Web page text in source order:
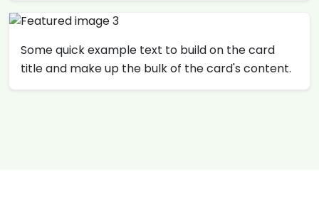
Some quick example text to build on the card
title and make up the bulk of the card's content.